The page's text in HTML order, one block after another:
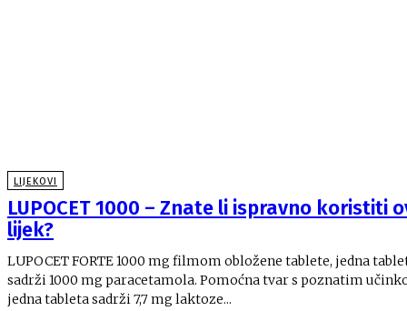
LIJEKOVI
LUPOCET 1000 – Znate li ispravno koristiti
lijek?
LUPOCET FORTE 1000 mg filmom obložene tablete, jedna
sadrži 1000 mg paracetamola. Pomoćna tvar s poznatim
jedna tableta sadrži 7,7 mg laktoze...